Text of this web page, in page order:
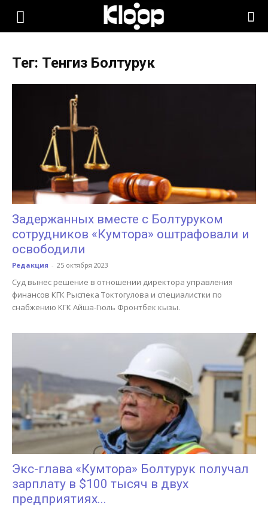
KLOOP.KG
Кыргызстана
Тег: Тенгиз Болтурук
Задержанных вместе с Болтуруком
сотрудников «Кумтора» оштрафовали и
освободили
Редакция - 25 октября 2023
Суд вынес решение в отношении директора управления
финансов КГК Рыспека Токтогулова и специалистки по
снабжению КГК Айша-Гюль Фронтбек кызы.
Экс-глава «Кумтора» Болтурук получал
зарплату в $100 тысяч в двух
предприятиях...